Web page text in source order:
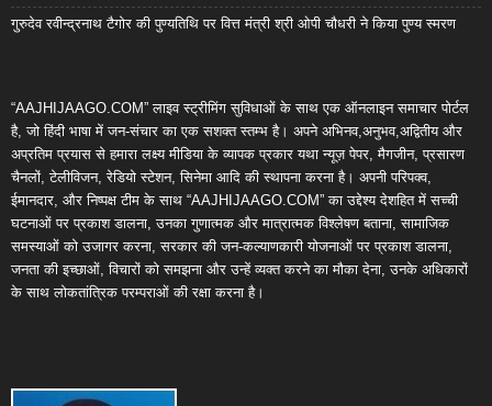
गुरुदेव रवीन्द्रनाथ टैगोर की पुण्यतिथि पर वित्त मंत्री श्री ओपी चौधरी ने किया पुण्य स्मरण
“AAJHIJAAGO.COM” लाइव स्ट्रीमिंग सुविधाओं के साथ एक ऑनलाइन समाचार पोर्टल
है, जो हिंदी भाषा में जन-संचार का एक सशक्त स्तम्भ है। अपने अभिनव,अनुभव,अद्वितीय और
अप्रतिम प्रयास से हमारा लक्ष्य मीडिया के व्यापक प्रकार यथा न्यूज़ पेपर, मैगजीन, प्रसारण
चैनलों, टेलीविजन, रेडियो स्टेशन, सिनेमा आदि की स्थापना करना है। अपनी परिपक्व,
ईमानदार, और निष्पक्ष टीम के साथ “AAJHIJAAGO.COM” का उद्देश्य देशहित में सच्ची
घटनाओं पर प्रकाश डालना, उनका गुणात्मक और मात्रात्मक विश्लेषण बताना, सामाजिक
समस्याओं को उजागर करना, सरकार की जन-कल्याणकारी योजनाओं पर प्रकाश डालना,
जनता की इच्छाओं, विचारों को समझना और उन्हें व्यक्त करने का मौका देना, उनके अधिकारों
के साथ लोकतांत्रिक परम्पराओं की रक्षा करना है।